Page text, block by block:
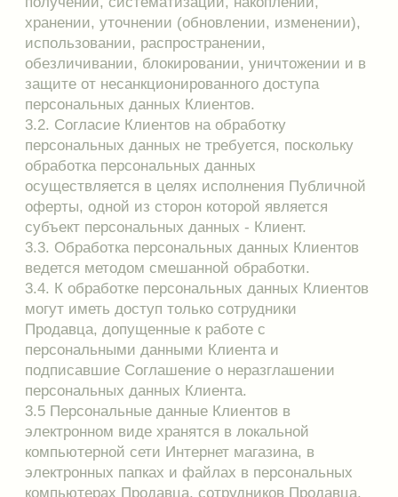
работоспособности самого Сайта;
если раскрытие этой информации требуется для
для оказания содействия в проведении
расследований, осуществляемых
правоохранительными или иными
государственными органами;
для защиты прав и законных интересов Клиента
и Интернет магазина.
5. Защита персональных данных Клиентов от
несанкционированного доступа
5.1. Интернет магазин обязан при обработке
персональных данных Клиентов принимать
необходимые организационные и технические
меры для защиты персональных данных от
несанкционированного или случайного доступа к
ним, уничтожения, изменения, блокирования,
копирования, распространения персональных
данных, а также от иных неправомерных
действий.
5.2. Для эффективной защиты персональных
данных Клиентов необходимо:
5.2.1. соблюдать порядок получения, учета и
хранения персональных данных Клиентов;
5.2.2. применять технические средства охраны,
сигнализации;
5.2.3. привлекать к дисциплинарной
ответственности сотрудников, виновных в
нарушении норм, регулирующих получение,
обработку и защиту персональных данных
5.3. Допуск к персональным данным Клиентов
сотрудников Продавца, не имеющих
надлежащим образом оформленного доступа,